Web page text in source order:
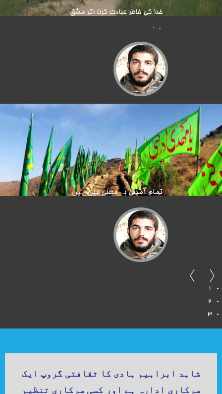
خدا کی خاطر عبادت کرنا اگر مشق
ہے
تمام آمدنی بے معنی میں ہیں
1
2
3
شاہد ابراہیم ہادی کا ثقافتی گروپ ایک
سرکاری ادارہ ہے اور کسی سرکاری تنظیم